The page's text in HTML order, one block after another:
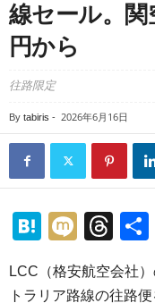
線セール。
円から
往路限定
By tabiris - 2026年6月16日
H
e
M
T
e
LCC（格安航空会社
トラリア路線の往路